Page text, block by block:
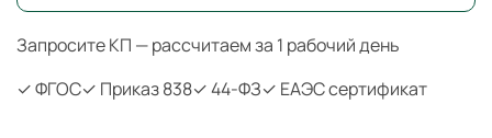
Запросите КП — рассчитаем за 1 рабочий день
✓ ФГОС✓ Приказ 838✓ 44-ФЗ✓ ЕАЭС сертификат